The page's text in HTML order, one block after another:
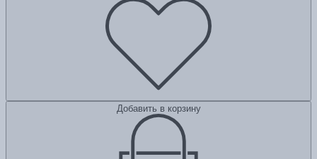
Добавить в корзину